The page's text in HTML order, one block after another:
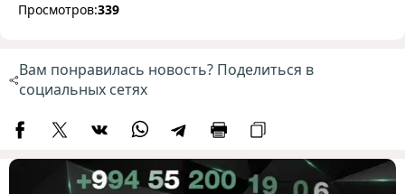
Просмотров:339
Вам понравилась новость? Поделиться в
социальных сетях